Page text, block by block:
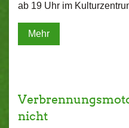
ab 19 Uhr im
Mehr
nicht